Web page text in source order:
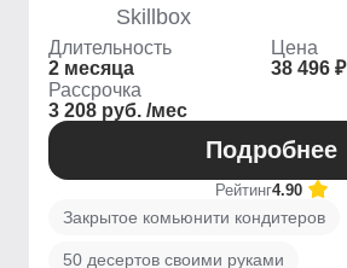
Skillbox
Длительность
2 месяца
Цена
38 496 ₽
Рассрочка
3 208 руб. /мес
Подробнее
Рейтинг4.90
Закрытое комьюнити кондитеров
50 десертов своими руками